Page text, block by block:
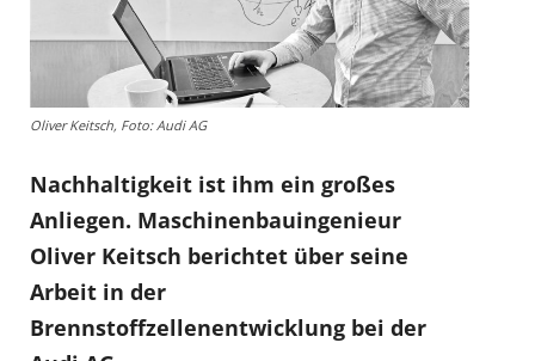
Oliver Keitsch, Foto: Audi AG
Nachhaltigkeit ist ihm ein großes
Anliegen. Maschinenbauingenieur
Oliver Keitsch berichtet über seine
Arbeit in der
Brennstoffzellenentwicklung bei der